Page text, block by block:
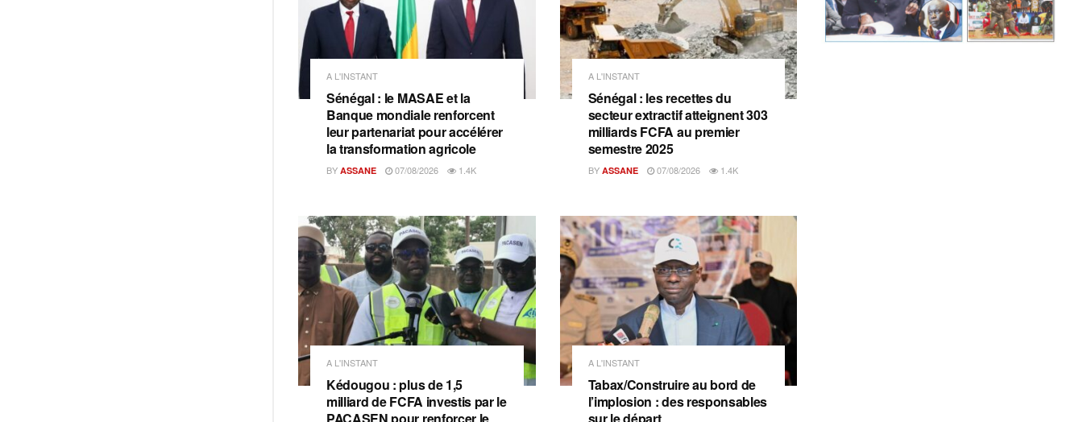
A L'INSTANT
Sénégal : le MASAE et la
Banque mondiale renforcent
leur partenariat pour accélérer
la transformation agricole
BY ASSANE 07/08/2026 1.4K
A L'INSTANT
Sénégal : les recettes du
secteur extractif atteignent 303
milliards FCFA au premier
semestre 2025
BY ASSANE 07/08/2026 1.4K
A L'INSTANT
Kédougou : plus de 1,5
milliard de FCFA investis par le
A L'INSTANT
Tabax/Construire au bord de
l’implosion : des responsables